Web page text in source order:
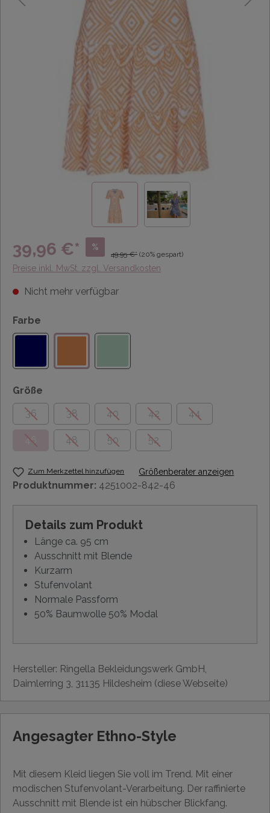
39,96 €* %
49,95 €* (20% gespart)
Preise inkl. MwSt. zzgl. Versandkosten
Nicht mehr verfügbar
Farbe
Größe
36
38 40 42 44
46 48 50 52
Zum Merkzettel hinzufügen Größenberater anzeigen
Produktnummer: 4251002-842-46
Details zum Produkt
Länge ca. 95 cm
Ausschnitt mit Blende
Kurzarm
Stufenvolant
Normale Passform
50% Baumwolle 50% Modal
Hersteller: Ringella Bekleidungswerk GmbH,
Daimlerring 3, 31135 Hildesheim (diese Webseite)
Angesagter Ethno-Style
Mit diesem Kleid liegen Sie voll im Trend. Mit einer
modischen Stufenvolant-Verarbeitung. Der raffinierte
Ausschnitt mit Blende ist ein hübscher Blickfang.